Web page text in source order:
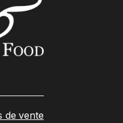
de vente